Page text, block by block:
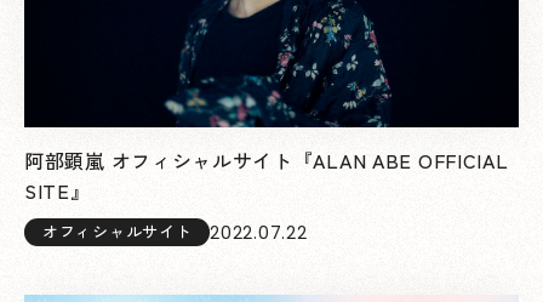
阿部顕嵐 オフィシャルサイト『ALAN ABE OFFICIAL
SITE』
オフィシャルサイト 2022.07.22